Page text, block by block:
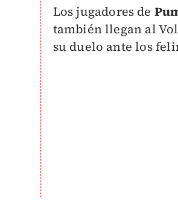
Los jugadores de
también llegan al
su duelo ante los